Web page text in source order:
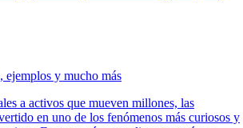
y mucho más
a activos que mueven millones, las
en uno de los fenómenos más curiosos y